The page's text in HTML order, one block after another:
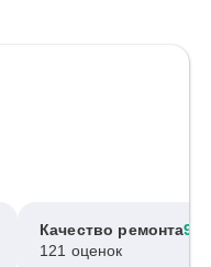
Качество ремонта
121 оценок